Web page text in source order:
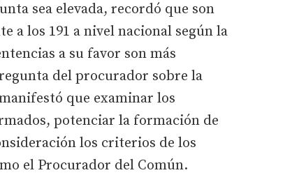
sea elevada, recordó que son
a los 191 a nivel nacional según la
a su favor son más
del procurador sobre la
que examinar los
potenciar la formación de
los criterios de los
el Procurador del Común.